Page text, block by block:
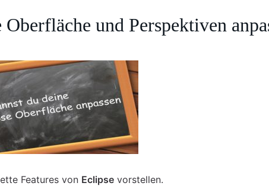
und Perspektiven
Features von Eclipse vorstellen.